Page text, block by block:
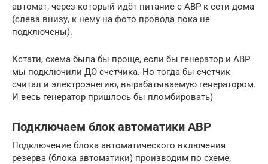
автомат, через который идёт питание с АВР к сети дома
(слева внизу, к нему на фото провода пока не
подключены).
Кстати, схема была бы проще, если бы генератор и АВР
мы подключили ДО счетчика. Но тогда бы счетчик
считал и электроэнегию, вырабатываемую генератором.
И весь генератор пришлось бы пломбировать)
Подключаем блок автоматики АВР
Подключение блока автоматического включения
резерва (блока автоматики) производим по схеме,